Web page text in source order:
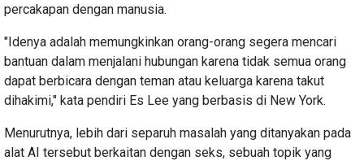
percakapan dengan manusia.
"Idenya adalah memungkinkan orang-orang segera mencari
bantuan dalam menjalani hubungan karena tidak semua orang
dapat berbicara dengan teman atau keluarga karena takut
dihakimi," kata pendiri Es Lee yang berbasis di New York.
Menurutnya, lebih dari separuh masalah yang ditanyakan pada
alat AI tersebut berkaitan dengan seks, sebuah topik yang